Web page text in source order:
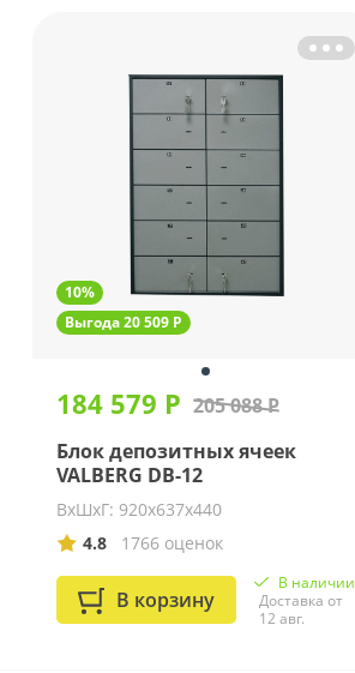
10%
Выгода 20 509 Р
184 579 Р 205 088 Р
Блок депозитных ячеек
VALBERG DB-12
ВхШхГ: 920х637х440
4.8
1766 оценок
В корзину
В наличии
Доставка от
12 авг.